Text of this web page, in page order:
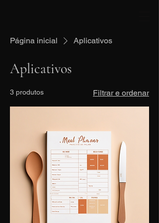
Página inicial Aplicativos
Aplicativos
3 produtos Filtrar e ordenar